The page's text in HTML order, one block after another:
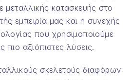
μεταλλικής κατασκευής στο
εμπειρία μας και η συνεχής
που χρησιμοποιούμε
πιο αξιόπιστες λύσεις.
σκελετούς διαφόρων